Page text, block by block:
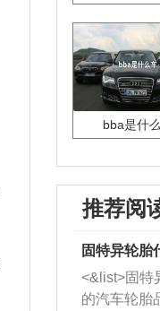
bba是什
推荐阅
固特异轮胎
<&list>固特
的汽车轮胎